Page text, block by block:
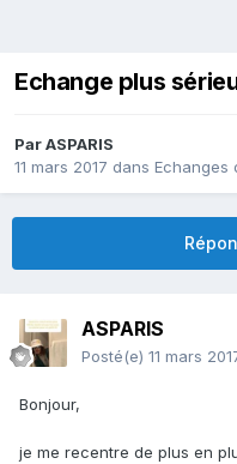
Echange plus
ParASPARIS
11 mars 2017 dans Echanges
ASPARIS
Posté(e) 11 mars
Bonjour,
je me recentre de plus en